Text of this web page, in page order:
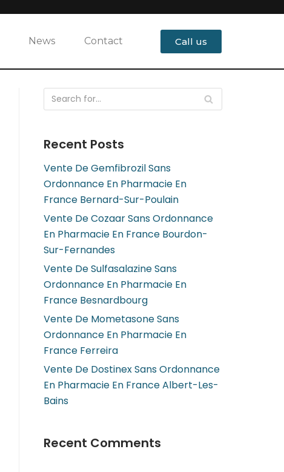
News Contact Call us
Recent Posts
Vente De Gemfibrozil Sans
Ordonnance En Pharmacie En
France Bernard-Sur-Poulain
Vente De Cozaar Sans Ordonnance
En Pharmacie En France Bourdon-
Sur-Fernandes
Vente De Sulfasalazine Sans
Ordonnance En Pharmacie En
France Besnardbourg
Vente De Mometasone Sans
Ordonnance En Pharmacie En
France Ferreira
Vente De Dostinex Sans Ordonnance
En Pharmacie En France Albert-Les-
Bains
Recent Comments